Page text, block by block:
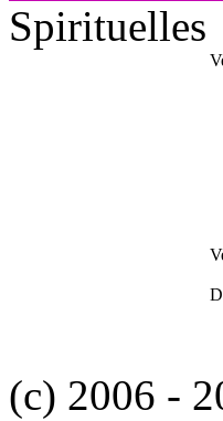
Spirituelles
(c) 2006 -